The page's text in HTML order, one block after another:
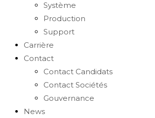
Système
Production
Support
Carrière
Contact
Contact Candidats
Contact Sociétés
Gouvernance
News